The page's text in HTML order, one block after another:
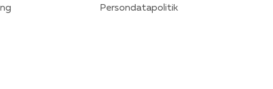
Persondatapolitik